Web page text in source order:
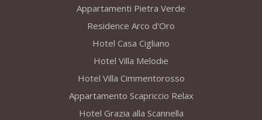
Appartamenti Pietra Verde
Residence Arco d'Oro
Hotel Casa Cigliano
Hotel Villa Melodie
Hotel Villa Cimmentorosso
Appartamento Scapriccio Relax
Hotel Grazia alla Scannella